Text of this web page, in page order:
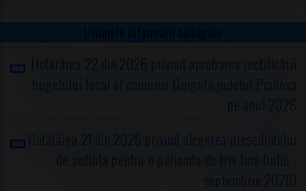
Ultimele informații adăugate
Hotărârea 22 din 2026 privind aprobarea rectificării
bugetului local al comunei Gorgota,judeţul Prahova
pe anul 2026
Hotărârea 21 din 2026 privind alegerea preşedintelui
de şedinţă pentru o perioada de trei luni (iulie -
septembrie 2026)